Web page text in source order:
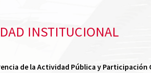
INSTITUCIONAL
de la Actividad Pública y Participación